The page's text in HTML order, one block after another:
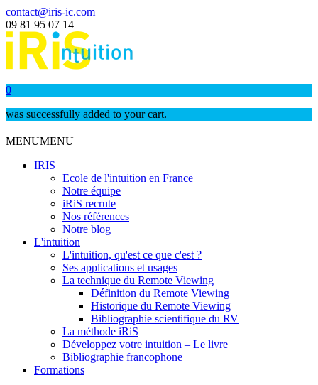
contact@iris-ic.com
09 81 95 07 14
0
was successfully added to your cart.
MENUMENU
IRIS
Ecole de l'intuition en France
Notre équipe
iRiS recrute
Nos références
Notre blog
L'intuition
L'intuition, qu'est ce que c'est ?
Ses applications et usages
La technique du Remote Viewing
Définition du Remote Viewing
Historique du Remote Viewing
Bibliographie scientifique du RV
La méthode iRiS
Développez votre intuition – Le livre
Bibliographie francophone
Formations